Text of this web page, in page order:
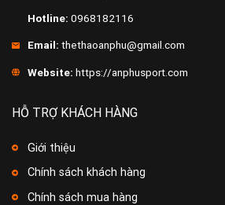
Hotline: 0968182116
Email: thethaoanphu@gmail.com
Website: https://anphusport.com
HỖ TRỢ KHÁCH HÀNG
Giới thiệu
Chính sách khách hàng
Chính sách mua hàng